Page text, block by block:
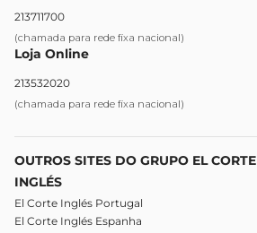
213711700
(chamada para rede fixa nacional)
Loja Online
213532020
(chamada para rede fixa nacional)
OUTROS SITES DO GRUPO EL CORTE
INGLÉS
El Corte Inglés Portugal
El Corte Inglés Espanha